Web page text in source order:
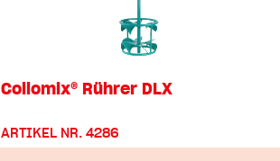
Collomix® Rührer DLX
ARTIKEL NR. 4286